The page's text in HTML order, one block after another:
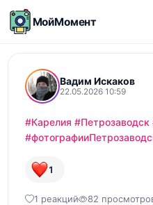
МойМомент
Вадим Искаков
22.05.2026 10:59
#Карелия #Петрозаводск
1
1 реакций 82